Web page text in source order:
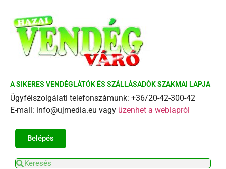
A SIKERES VENDÉGLÁTÓK ÉS SZÁLLÁSADÓK SZAKMAI LAPJA
Ügyfélszolgálati telefonszámunk: +36/20-42-300-42
E-mail: info@ujmedia.eu vagy üzenhet a weblapról
Belépés